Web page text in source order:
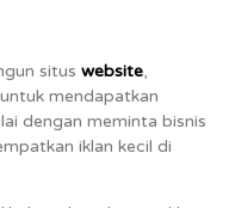
situs website,
mendapatkan
dengan meminta bisnis
iklan kecil di